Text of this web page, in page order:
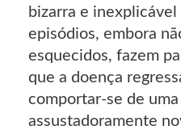
bizarra e
episódios, embora
esquecidos, fazem
que a doença
comportar-se de
assustadoramente